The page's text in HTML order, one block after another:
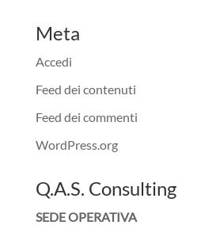
Meta
Accedi
Feed dei contenuti
Feed dei commenti
WordPress.org
Q.A.S. Consulting
SEDE OPERATIVA